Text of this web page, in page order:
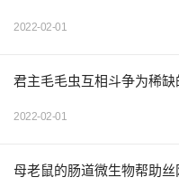
2022-02-01
君主毛毛虫互相斗争为稀
2022-02-01
母老鼠的肠道微生物帮助丝